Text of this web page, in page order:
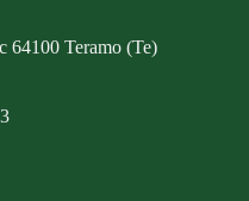
64100 Teramo (Te)